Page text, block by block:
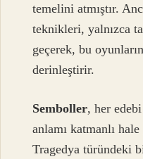
temelini atmıştır.
teknikleri, yalnızca
geçerek, bu
derinleştirir.
Semboller, her
anlamı katmanlı
Tragedya türündeki